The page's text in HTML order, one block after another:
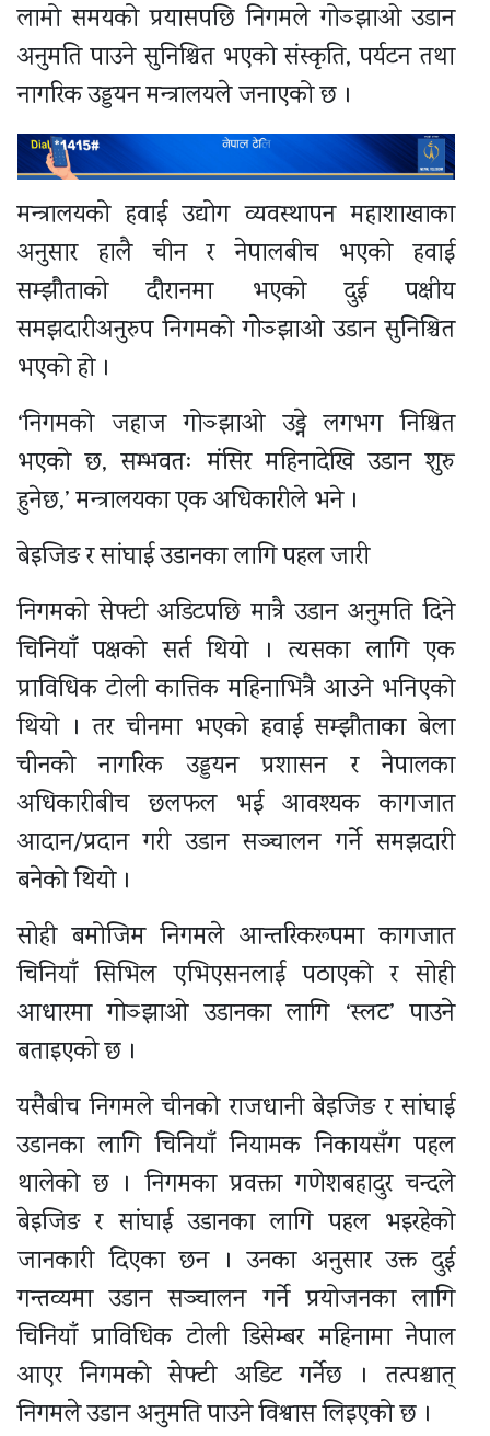
लामो समयको प्रयासपछि निगमले गोञ्झाओ उडान
अनुमति पाउने सुनिश्चित भएको संस्कृति, पर्यटन तथा
नागरिक उड्डयन मन्त्रालयले जनाएको छ ।
मन्त्रालयको हवाई उद्योग व्यवस्थापन महाशाखाका
अनुसार हालै चीन र नेपालबीच भएको हवाई
सम्झौताको दौरानमा भएको दुई पक्षीय
समझदारीअनुरुप निगमको गोेञ्झाओ उडान सुनिश्चित
भएको हो ।
‘निगमको जहाज गोञ्झाओ उड्ने लगभग निश्चित
भएको छ, सम्भवतः मंसिर महिनादेखि उडान शुरु
हुनेछ,’ मन्त्रालयका एक अधिकारीले भने ।
बेइजिङ र सांघाई उडानका लागि पहल जारी
निगमको सेफ्टी अडिटपछि मात्रै उडान अनुमति दिने
चिनियाँ पक्षको सर्त थियो । त्यसका लागि एक
प्राविधिक टोली कात्तिक महिनाभित्रै आउने भनिएको
थियो । तर चीनमा भएको हवाई सम्झौताका बेला
चीनको नागरिक उड्डयन प्रशासन र नेपालका
अधिकारीबीच छलफल भई आवश्यक कागजात
आदान/प्रदान गरी उडान सञ्चालन गर्ने समझदारी
बनेको थियो ।
सोही बमोजिम निगमले आन्तरिकरूपमा कागजात
चिनियाँ सिभिल एभिएसनलाई पठाएको र सोही
आधारमा गोञ्झाओ उडानका लागि ‘स्लट’ पाउने
बताइएको छ ।
यसैबीच निगमले चीनको राजधानी बेइजिङ र सांघाई
उडानका लागि चिनियाँ नियामक निकायसँग पहल
थालेको छ । निगमका प्रवक्ता गणेशबहादुर चन्दले
बेइजिङ र सांघाई उडानका लागि पहल भइरहेको
जानकारी दिएका छन । उनका अनुसार उक्त दुई
गन्तव्यमा उडान सञ्चालन गर्ने प्रयोजनका लागि
चिनियाँ प्राविधिक टोली डिसेम्बर महिनामा नेपाल
आएर निगमको सेफ्टी अडिट गर्नेछ । तत्पश्चात्
निगमले उडान अनुमति पाउने विश्वास लिइएको छ ।